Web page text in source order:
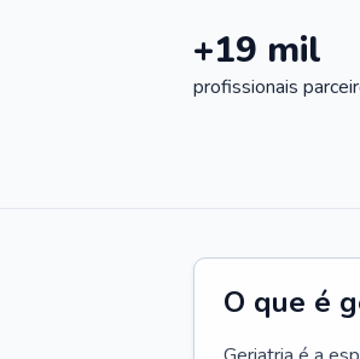
+19 mil
profissionais
O que é